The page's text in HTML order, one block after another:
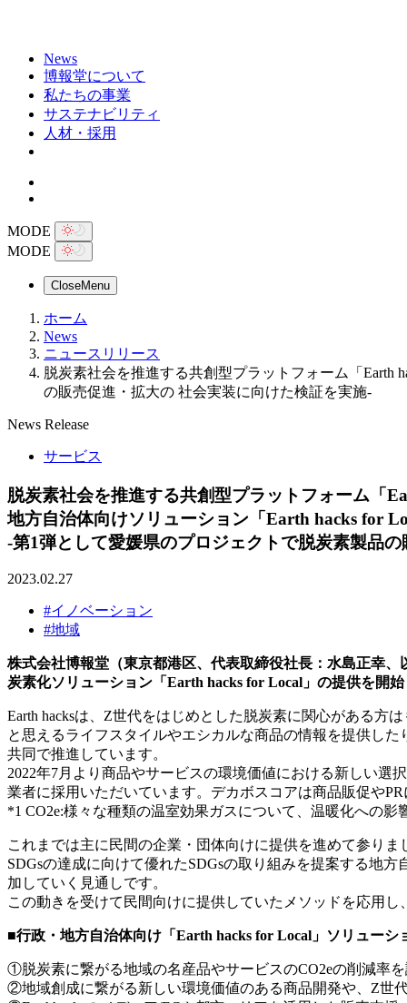
News
博報堂について
私たちの事業
サステナビリティ
人材・採用
MODE
MODE
CloseMenu
ホーム
News
ニュースリリース
脱炭素社会を推進する共創型プラットフォーム「Earth
の販売促進・拡大の 社会実装に向けた検証を実施-
News Release
サービス
脱炭素社会を推進する共創型プラットフォーム「
地方自治体向けソリューション「Earth hacks for
-第1弾として愛媛県のプロジェクトで脱炭素製品
2023.02.27
#イノベーション
#地域
株式会社博報堂（東京都港区、代表取締役社長：水島正幸
炭素化ソリューション「Earth hacks for Local」の提供を開
Earth hacksは、Z世代をはじめとした脱炭素に関心がある方
と思えるライフスタイルやエシカルな商品の情報を提供し
共同で推進しています。
2022年7月より商品やサービスの環境価値における新しい選
業者に採用いただいています。デカボスコアは商品販促や
*1 CO2e:様々な種類の温室効果ガスについて、温暖化への影
これまでは主に民間の企業・団体向けに提供を進めて参り
SDGsの達成に向けて優れたSDGsの取り組みを提案する地
加していく見通しです。
この動きを受けて民間向けに提供していたメソッドを応用し
■行政・地方自治体向け「Earth hacks for Local」ソリューシ
①脱炭素に繋がる地域の名産品やサービスのCO2eの削減率
②地域創成に繋がる新しい環境価値のある商品開発や、Z世